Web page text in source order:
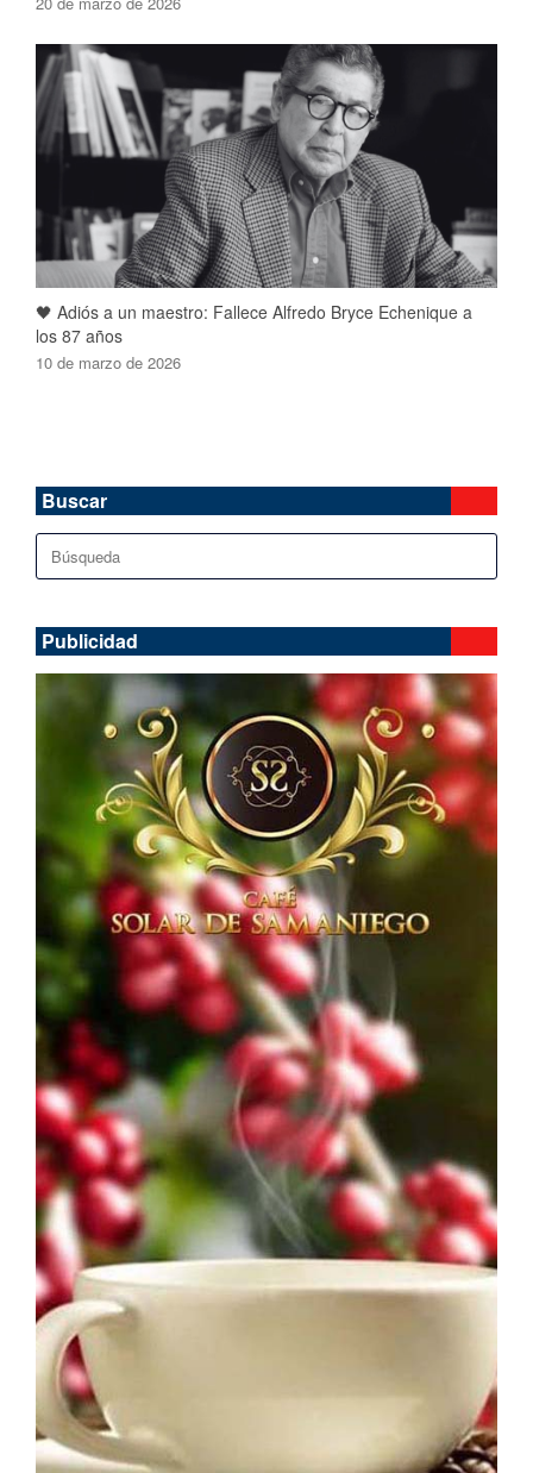
🖤 Adiós a un maestro: Fallece Alfredo Bryce Echenique a
los 87 años
10 de marzo de 2026
Buscar
Buscar:
Publicidad